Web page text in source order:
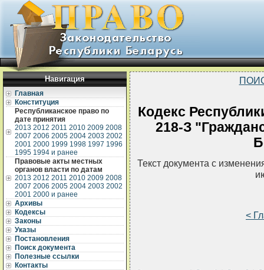
Навигация
Главная
Конституция
Республиканское право по
дате принятия
2013 2012 2011 2010 2009 2008
2007 2006 2005 2004 2003 2002
2001 2000 1999 1998 1997 1996
1995 1994 и ранее
Правовые акты местных
органов власти по датам
2013 2012 2011 2010 2009 2008
2007 2006 2005 2004 2003 2002
2001 2000 и ранее
Архивы
Кодексы
Законы
Указы
Постановления
Поиск документа
Полезные ссылки
Контакты
Кодекс
218-З
Текст документа с
<